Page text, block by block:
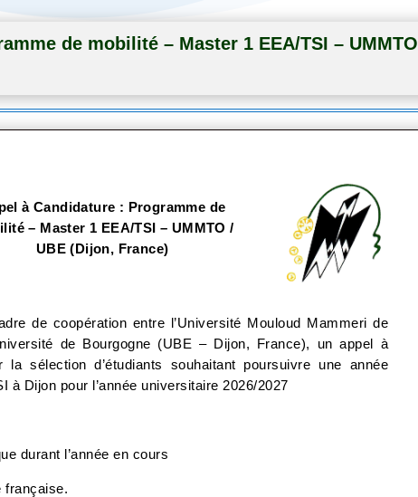
de mobilité – Master 1 EEA/TSI –
à Candidature : Programme de
– Master 1 EEA/TSI – UMMTO /
UBE (Dijon, France)
de coopération entre l’Université Mouloud Mammeri de
de Bourgogne (UBE – Dijon, France), un appel à
sélection d’étudiants souhaitant poursuivre une année
à Dijon pour l’année universitaire 2026/2027
durant l’année en cours
française.